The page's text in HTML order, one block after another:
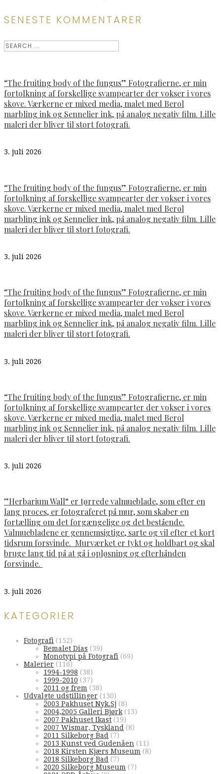
SENESTE KOMMENTARER
“The fruiting body of the fungus” Fotografierne, er min
fortolkning af forskellige svampearter der vokser i vores
skove. Værkerne er mixed media, malet med Berol
marbling ink og Sennelier ink, på analog negativ film. Lille
maleri der bliver til stort fotografi.
3. juli 2026
“The fruiting body of the fungus” Fotografierne, er min
fortolkning af forskellige svampearter der vokser i vores
skove. Værkerne er mixed media, malet med Berol
marbling ink og Sennelier ink, på analog negativ film. Lille
maleri der bliver til stort fotografi.
3. juli 2026
“The fruiting body of the fungus” Fotografierne, er min
fortolkning af forskellige svampearter der vokser i vores
skove. Værkerne er mixed media, malet med Berol
marbling ink og Sennelier ink, på analog negativ film. Lille
maleri der bliver til stort fotografi.
3. juli 2026
“The fruiting body of the fungus” Fotografierne, er min
fortolkning af forskellige svampearter der vokser i vores
skove. Værkerne er mixed media, malet med Berol
marbling ink og Sennelier ink, på analog negativ film. Lille
maleri der bliver til stort fotografi.
3. juli 2026
”Herbarium Wall“ er tørrede valmueblade, som efter en
lang proces, er fotograferet på mur, som skaber en
fortælling om det forgængelige og det bestående.
Valmuebladene er gennemsigtige, sarte og vil efter et kort
tidsrum forsvinde. Murværket er tykt og holdbart og skal
bruge lang tid på at gå i opløsning og efterhånden
forsvinde.
3. juli 2026
KATEGORIER
Fotografi (152)
Bemalet Dias (39)
Monotypi på Fotografi (69)
Malerier (116)
1994-1998 (38)
1999-2010 (37)
2011 og frem (38)
Udvalgte udstillinger (130)
2003 Pakhuset Nyk.Sj (8)
2004,2005 Galleri Bjørk (13)
2007 Pakhuset Ikast (19)
2007 Wismar, Tyskland (8)
2011 Silkeborg Bad (7)
2013 Kunst ved Gudenåen (11)
2018 Kirsten Kjærs Museum (8)
2018 Silkeborg Bad (7)
2020 Silkeborg Museum (7)